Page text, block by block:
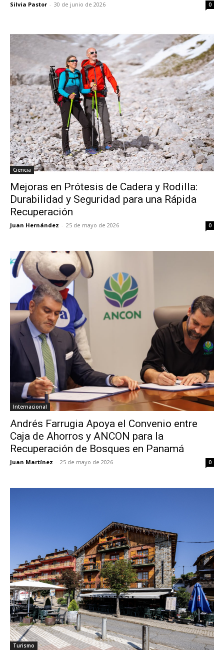
Silvia Pastor - 30 de junio de 2026 0
Ciencia
Mejoras en Prótesis de Cadera y Rodilla:
Durabilidad y Seguridad para una Rápida
Recuperación
Juan Hernández - 25 de mayo de 2026 0
Internacional
Andrés Farrugia Apoya el Convenio entre
Caja de Ahorros y ANCON para la
Recuperación de Bosques en Panamá
Juan Martínez - 25 de mayo de 2026 0
Turismo